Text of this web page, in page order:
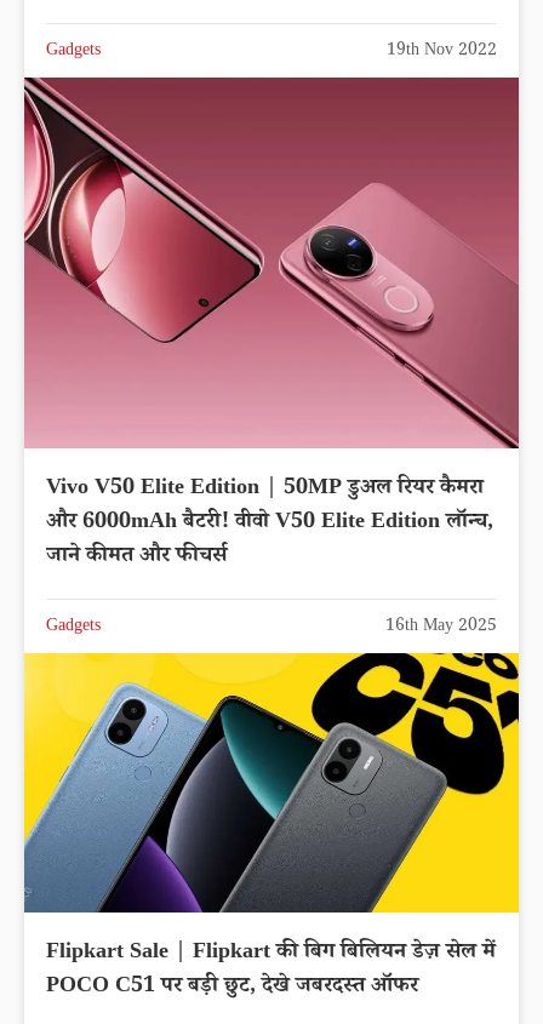
Gadgets 19th Nov 2022
Vivo V50 Elite Edition | 50MP डुअल रियर कैमरा
और 6000mAh बैटरी! वीवो V50 Elite Edition लॉन्च,
जाने कीमत और फीचर्स
Gadgets 16th May 2025
Flipkart Sale | Flipkart की बिग बिलियन डेज़ सेल में
POCO C51 पर बड़ी छुट, देखे जबरदस्त ऑफर